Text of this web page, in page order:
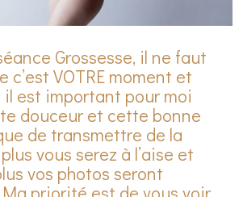
Grossesse, il ne faut
c’est VOTRE moment et
il est important pour moi
douceur et cette bonne
de transmettre de la
vous serez à l’aise et
vos photos seront